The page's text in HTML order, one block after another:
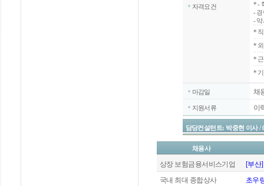
자격요건 *-
-
-
*
*
*
*
마감일 채
지원서류 이
담당컨설턴트: 박중현 이사 /
채용사
상장 보험금융서비스기업
[부산
국내 최대 종합상사
초우